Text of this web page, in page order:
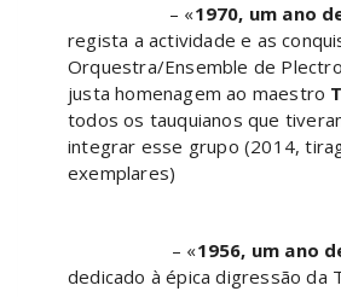
– «1970, um ano
regista a actividade e as
Orquestra/Ensemble de
justa homenagem ao maestro
todos os tauquianos que
integrar esse grupo (2014,
exemplares)
– «1956, um ano
dedicado à épica digressão da